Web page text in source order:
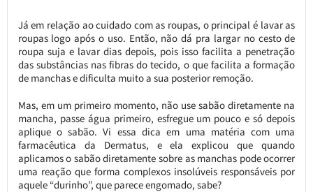
Já em relação ao cuidado com as roupas, o principal é lavar as
roupas logo após o uso. Então, não dá pra largar no cesto de
roupa suja e lavar dias depois, pois isso facilita a penetração
das substâncias nas fibras do tecido, o que facilita a formação
de manchas e dificulta muito a sua posterior remoção.
Mas, em um primeiro momento, não use sabão diretamente na
mancha, passe água primeiro, esfregue um pouco e só depois
aplique o sabão. Vi essa dica em uma matéria com uma
farmacêutica da Dermatus, e ela explicou que quando
aplicamos o sabão diretamente sobre as manchas pode ocorrer
uma reação que forma complexos insolúveis responsáveis por
aquele “durinho”, que parece engomado, sabe?